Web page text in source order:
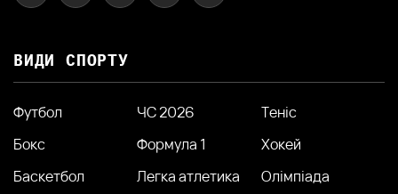
ВИДИ СПОРТУ
Футбол ЧС 2026
Теніс
Бокс
Формула 1
Хокей
Баскетбол
Легка атлетика
Олімпіада